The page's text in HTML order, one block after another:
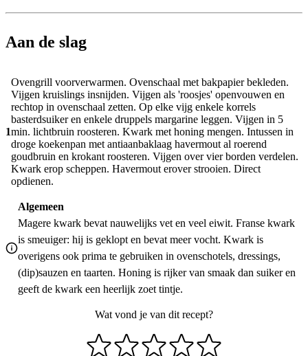
Aan de slag
1
Ovengrill voorverwarmen. Ovenschaal met bakpapier bekleden.
Vijgen kruislings insnijden. Vijgen als 'roosjes' openvouwen en
rechtop in ovenschaal zetten. Op elke vijg enkele korrels
basterdsuiker en enkele druppels margarine leggen. Vijgen in 5
min. lichtbruin roosteren. Kwark met honing mengen. Intussen in
droge koekenpan met antiaanbaklaag havermout al roerend
goudbruin en krokant roosteren. Vijgen over vier borden verdelen.
Kwark erop scheppen. Havermout erover strooien. Direct
opdienen.
Algemeen
Magere kwark bevat nauwelijks vet en veel eiwit. Franse kwark
is smeuiger: hij is geklopt en bevat meer vocht. Kwark is
overigens ook prima te gebruiken in ovenschotels, dressings,
(dip)sauzen en taarten. Honing is rijker van smaak dan suiker en
geeft de kwark een heerlijk zoet tintje.
Wat vond je van dit recept?